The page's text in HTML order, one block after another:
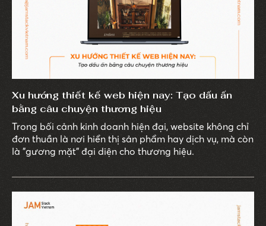
Xu hướng thiết kế web hiện nay: Tạo dấu ấn
bằng câu chuyện thương hiệu
Trong bối cảnh kinh doanh hiện đại, website không chỉ
đơn thuần là nơi hiển thị sản phẩm hay dịch vụ, mà còn
là "gương mặt" đại diện cho thương hiệu.